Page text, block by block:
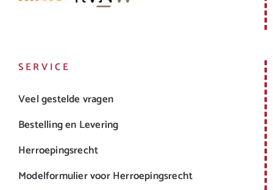
SERVICE
Veel gestelde vragen
Bestelling en Levering
Herroepingsrecht
Modelformulier voor Herroepingsrecht